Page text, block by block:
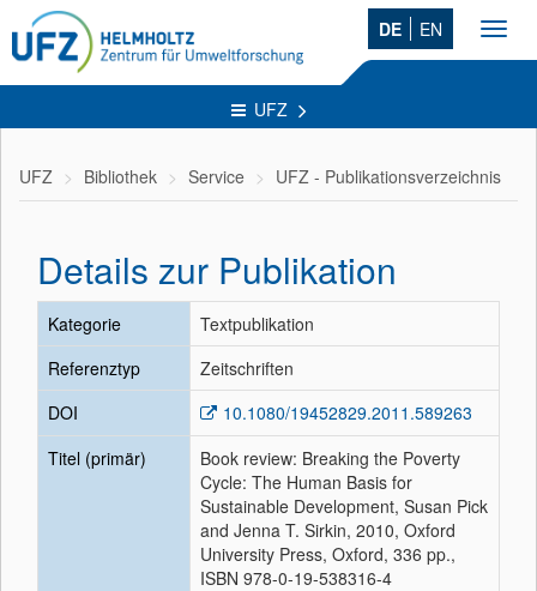
DE EN
UFZ
UFZ Bibliothek Service UFZ - Publikationsverzeichnis
Details zur Publikation
Kategorie
Textpublikation
Referenztyp
Zeitschriften
DOI
10.1080/19452829.2011.589263
Titel (primär)
Book review: Breaking the Poverty
Cycle: The Human Basis for
Sustainable Development, Susan Pick
and Jenna T. Sirkin, 2010, Oxford
University Press, Oxford, 336 pp.,
ISBN 978-0-19-538316-4